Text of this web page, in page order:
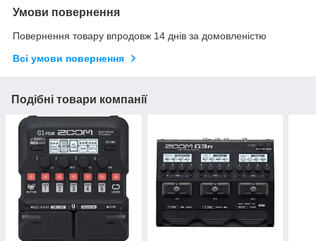
Умови повернення
Повернення товару впродовж 14 днів за домовленістю
Всі умови повернення
Подібні товари компанії